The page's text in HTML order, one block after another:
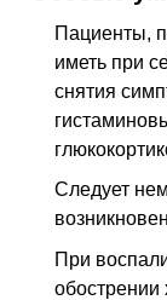
Пациенты,
иметь при
снятия
Следует
При
обострении